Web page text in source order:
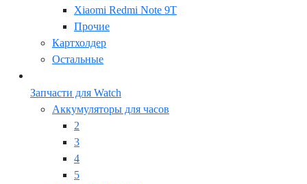
Xiaomi Redmi Note 9T
Прочие
Картхолдер
Остальные
Запчасти для Watch
Аккумуляторы для часов
2
3
4
5